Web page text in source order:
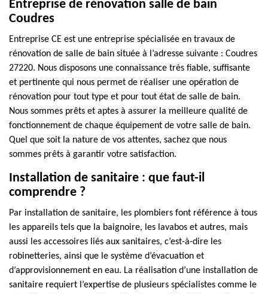
Entreprise de rénovation salle de bain
Coudres
Entreprise CE est une entreprise spécialisée en travaux de
rénovation de salle de bain située à l’adresse suivante : Coudres
27220. Nous disposons une connaissance très fiable, suffisante
et pertinente qui nous permet de réaliser une opération de
rénovation pour tout type et pour tout état de salle de bain.
Nous sommes prêts et aptes à assurer la meilleure qualité de
fonctionnement de chaque équipement de votre salle de bain.
Quel que soit la nature de vos attentes, sachez que nous
sommes prêts à garantir votre satisfaction.
Installation de sanitaire : que faut-il
comprendre ?
Par installation de sanitaire, les plombiers font référence à tous
les appareils tels que la baignoire, les lavabos et autres, mais
aussi les accessoires liés aux sanitaires, c’est-à-dire les
robinetteries, ainsi que le système d’évacuation et
d’approvisionnement en eau. La réalisation d’une installation de
sanitaire requiert l’expertise de plusieurs spécialistes comme le